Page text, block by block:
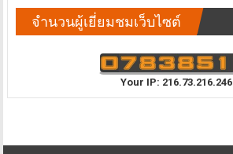
จำนวนผู้เยี่ยมชมเว็บไซต์
Your IP: 216.73.216.246